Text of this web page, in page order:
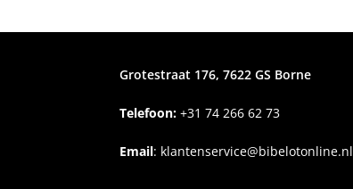
Grotestraat 176, 7622 GS Borne
Telefoon: +3174 266 62 73
Email: klantenservice@bibelotonline.nl